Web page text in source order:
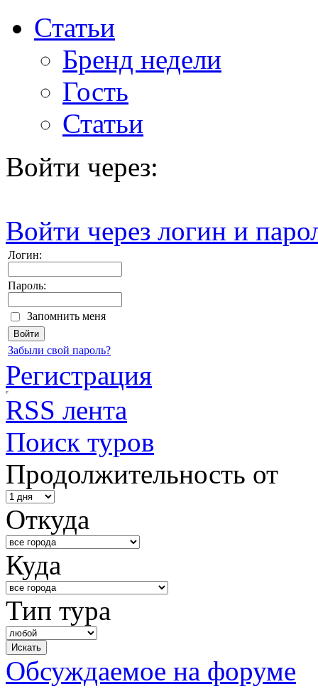
Статьи
Бренд недели
Гость
Статьи
Войти через:
Войти через логин и
Логин:
Пароль:
Запомнить меня
Забыли свой пароль?
Регистрация
RSS лента
Поиск туров
Продолжительность от
Откуда
Куда
Тип тура
Обсуждаемое на форуме